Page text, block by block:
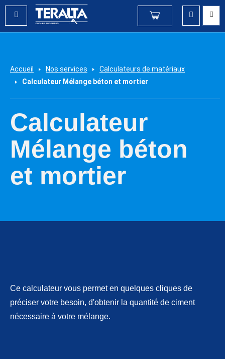
Accueil Nos services
Calculateurs de matériaux
Calculateur Mélange béton et mortier
Calculateur
Mélange béton
et mortier
Ce calculateur vous permet en quelques cliques de
préciser votre besoin, d'obtenir la quantité de ciment
nécessaire à votre mélange.